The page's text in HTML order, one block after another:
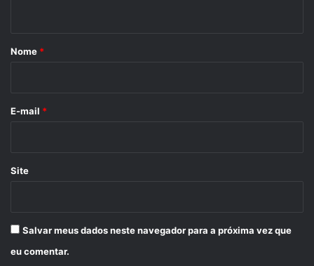
r
*
Nome *
E-mail *
Site
Salvar meus dados neste navegador para a próxima vez que
eu comentar.